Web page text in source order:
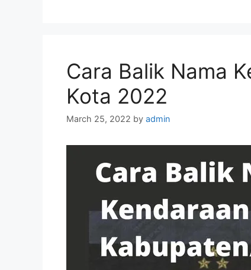
Cara Balik Nama
Kota 2022
March 25, 2022 by admin